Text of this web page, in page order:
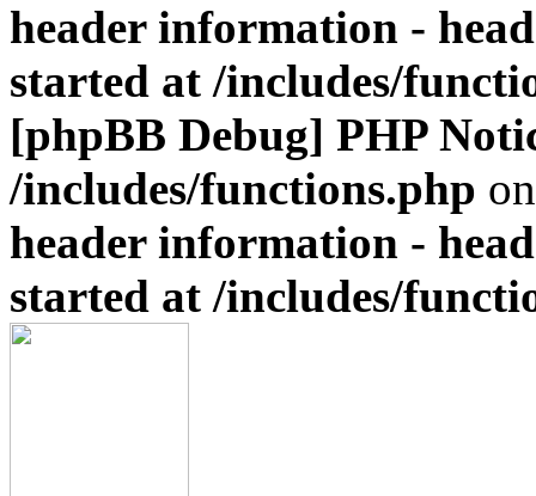
header information -
started at /includes/
[phpBB Debug] PHP
/includes/functions.php
header information -
started at /includes/